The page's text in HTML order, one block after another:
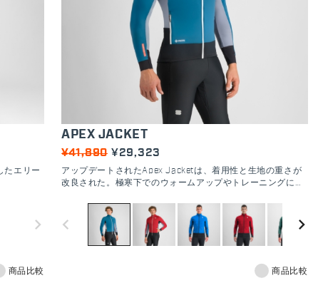
たエリー
navigate_next
商品比較
APEX JACKET
¥41,890 ¥29,323
アップデートされたApex Jacketは、着用性と生地の重さが
改良された。極寒下でのウォームアップやトレーニングに最
DIRECTテクノロジーが完璧な体温調節を保証する。通気性
を向上させるため、汗でムレやすい部分にはより軽い素材を
使用している。
navigate_before navigate_next
商品比較